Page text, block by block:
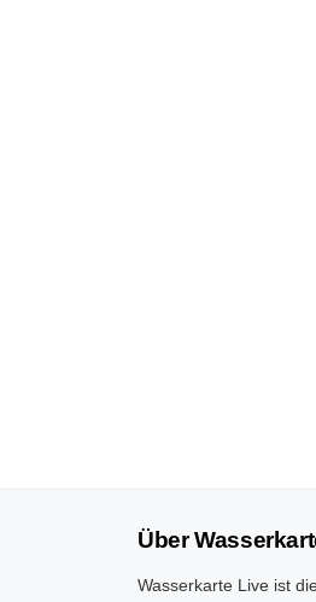
Über
Wasserkarte Live ist